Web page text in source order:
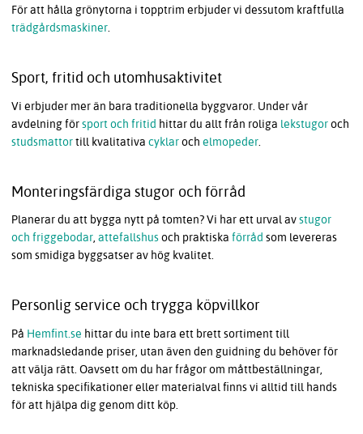
För att hålla grönytorna i topptrim erbjuder vi dessutom kraftfulla
trädgårdsmaskiner.
Sport, fritid och utomhusaktivitet
Vi erbjuder mer än bara traditionella byggvaror. Under vår
avdelning försport och fritid hittar du allt från roliga lekstugoroch
studsmattortill kvalitativa cyklaroch elmopeder
Monteringsfärdiga stugor och förråd
Planerar du att bygga nytt på tomten? Vi har ett urval avstugor
och friggebodar, attefallshusoch praktiska förråd som levereras
som smidiga byggsatser av hög kvalitet.
Personlig service och trygga köpvillkor
På Hemfint.se hittar du inte bara ett brett sortiment till
marknadsledande priser, utan även den guidning du behöver för
att välja rätt. Oavsett om du har frågor om måttbeställningar,
tekniska specifikationer eller materialval finns vi alltid till hands
för att hjälpa dig genom ditt köp.